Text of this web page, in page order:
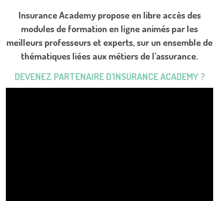
Insurance Academy propose en libre accès des
modules de formation en ligne animés par les
meilleurs professeurs et experts, sur un ensemble de
thématiques liées aux métiers de l’assurance.
DEVENEZ PARTENAIRE D'INSURANCE ACADEMY ?